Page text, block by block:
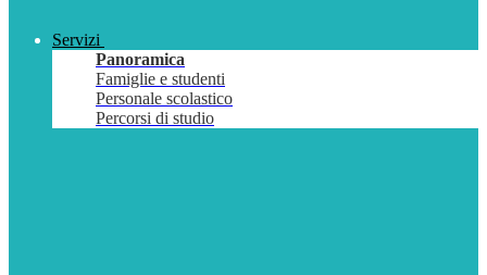
Servizi
Panoramica
Famiglie e studenti
Personale scolastico
Percorsi di studio